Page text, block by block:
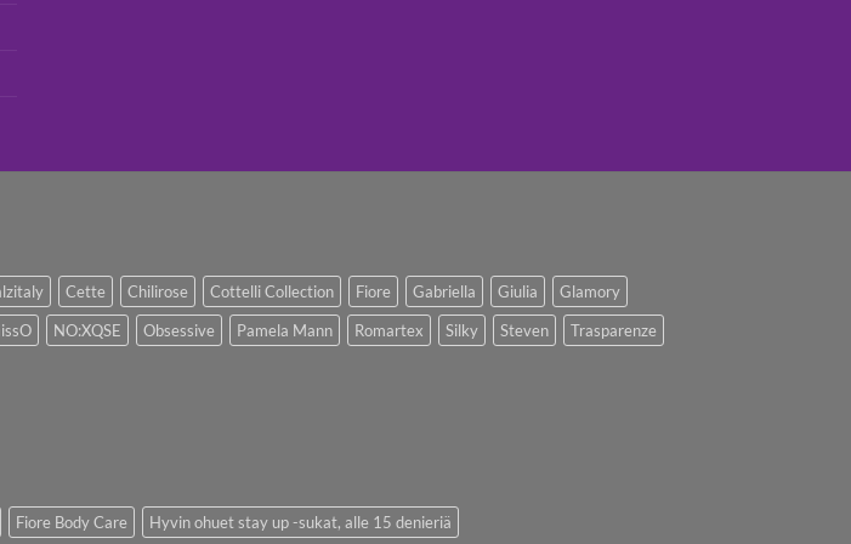
Cette Chilirose Cottelli Collection Fiore Gabriella Giulia
Glamory
NO:XQSE Obsessive Pamela Mann Romartex Silky Steven
Trasparenze
Fiore Body Care Hyvin ohuet stay up -sukat, alle 15 denieriä